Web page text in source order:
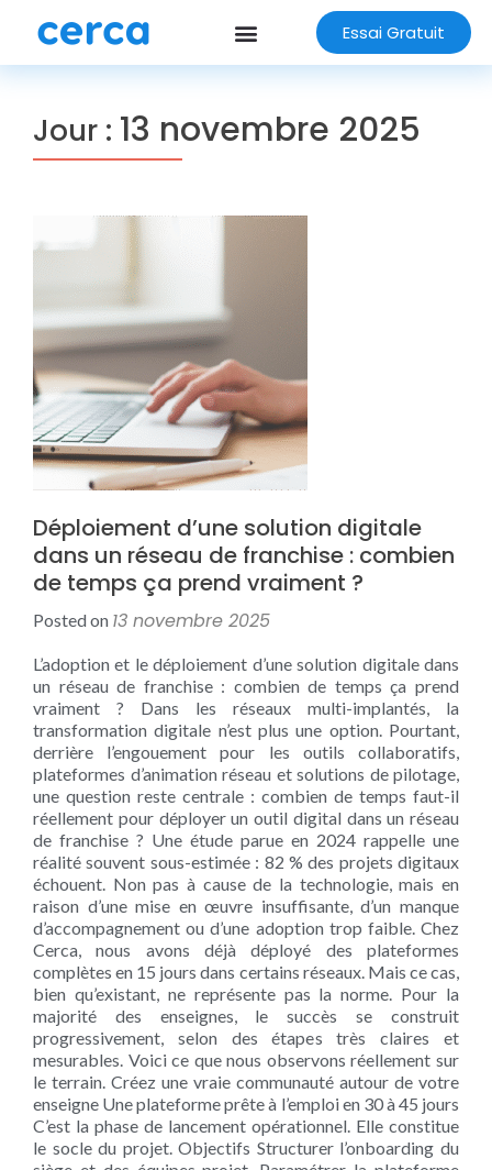
Essai Gratuit
Jour : 13 novembre 2025
Déploiement d’une solution digitale
dans un réseau de franchise : combien
de temps ça prend vraiment ?
Posted on 13 novembre 2025
L’adoption et le déploiement d’une solution digitale dans
un réseau de franchise : combien de temps ça prend
vraiment ? Dans les réseaux multi-implantés, la
transformation digitale n’est plus une option. Pourtant,
derrière l’engouement pour les outils collaboratifs,
plateformes d’animation réseau et solutions de pilotage,
une question reste centrale : combien de temps faut-il
réellement pour déployer un outil digital dans un réseau
de franchise ? Une étude parue en 2024 rappelle une
réalité souvent sous-estimée : 82 % des projets digitaux
échouent. Non pas à cause de la technologie, mais en
raison d’une mise en œuvre insuffisante, d’un manque
d’accompagnement ou d’une adoption trop faible. Chez
Cerca, nous avons déjà déployé des plateformes
complètes en 15 jours dans certains réseaux. Mais ce cas,
bien qu’existant, ne représente pas la norme. Pour la
majorité des enseignes, le succès se construit
progressivement, selon des étapes très claires et
mesurables. Voici ce que nous observons réellement sur
le terrain. Créez une vraie communauté autour de votre
enseigne Une plateforme prête à l’emploi en 30 à 45 jours
C’est la phase de lancement opérationnel. Elle constitue
le socle du projet. Objectifs Structurer l’onboarding du